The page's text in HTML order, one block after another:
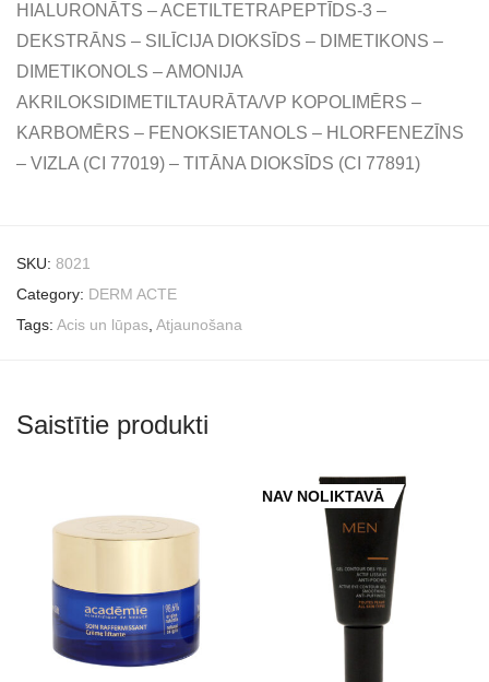
HIALURONĀTS – ACETILTETRAPEPTĪDS-3 –
DEKSTRĀNS – SILĪCIJA DIOKSĪDS – DIMETIKONS –
DIMETIKONOLS – AMONIJA
AKRILOKSIDIMETILTAURĀTA/VP KOPOLIMĒRS –
KARBOMĒRS – FENOKSIETANOLS – HLORFENEZĪNS
– VIZLA (CI 77019) – TITĀNA DIOKSĪDS (CI 77891)
SKU: 8021
Category: DERM ACTE
Tags: Acis un lūpas Atjaunošana
Saistītie produkti
NAV NOLIKTAVĀ